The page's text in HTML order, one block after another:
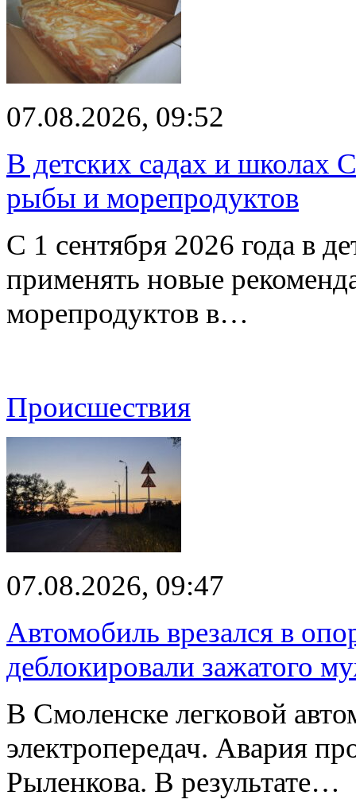
07.08.2026, 09:52
В детских садах и школах
рыбы и морепродуктов
С 1 сентября 2026 года в
применять новые
морепродуктов в…
Происшествия
07.08.2026, 09:47
Автомобиль врезался в
деблокировали зажатого
В Смоленске легковой
электропередач. Авария
Рыленкова. В результате…